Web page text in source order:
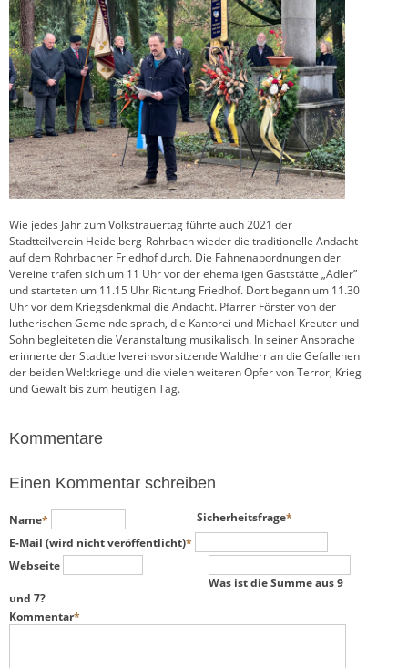
Wie jedes Jahr zum Volkstrauertag führte auch 2021 der
Stadtteilverein Heidelberg-Rohrbach wieder die traditionelle Andacht
auf dem Rohrbacher Friedhof durch. Die Fahnenabordnungen der
Vereine trafen sich um 11 Uhr vor der ehemaligen Gaststätte „Adler”
und starteten um 11.15 Uhr Richtung Friedhof. Dort begann um 11.30
Uhr vor dem Kriegsdenkmal die Andacht. Pfarrer Förster von der
lutherischen Gemeinde sprach, die Kantorei und Michael Kreuter und
Sohn begleiteten die Veranstaltung musikalisch. In seiner Ansprache
erinnerte der Stadtteilvereinsvorsitzende Waldherr an die Gefallenen
der beiden Weltkriege und die vielen weiteren Opfer von Terror, Krieg
und Gewalt bis zum heutigen Tag.
Kommentare
Einen Kommentar schreiben
Pflichtfeld
Name*
Pflichtfeld
E-Mail (wird nicht veröffentlicht)*
Webseite
Pflichtfeld
Sicherheitsfrage*
Was ist die Summe aus 9
und 7?
Pflichtfeld
Kommentar*